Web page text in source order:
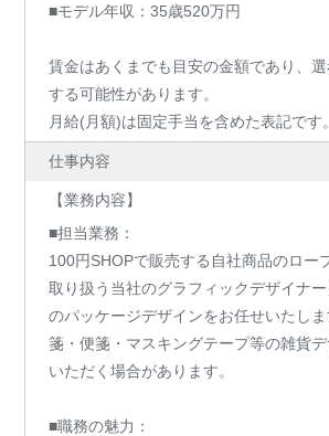
■モデル年収：35歳520万円
賃金はあくまでも目安の金額であり、
する可能性があります。
月給(月額)は固定手当を含めた表記です。
仕事内容
【業務内容】
■担当業務：
100円SHOPで販売する自社商品のロー
取り扱う当社のグラフィックデザイナ
のパッケージデザインをお任せいたし
箋・便箋・マスキングテープ等の雑貨
いただく場合があります。
■職務の魅力：